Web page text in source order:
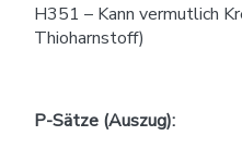
H351 – Kann vermutlich
Thioharnstoff)
P-Sätze (Auszug):